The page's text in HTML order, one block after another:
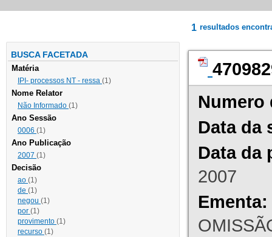
BUSCA FACETADA
Matéria
IPI- processos NT - ressa (1)
Nome Relator
Não Informado (1)
Ano Sessão
0006 (1)
Ano Publicação
2007 (1)
Decisão
ao (1)
de (1)
negou (1)
por (1)
provimento (1)
recurso (1)
1 resultados
Numero
Data da
Data da
2007
Ementa: